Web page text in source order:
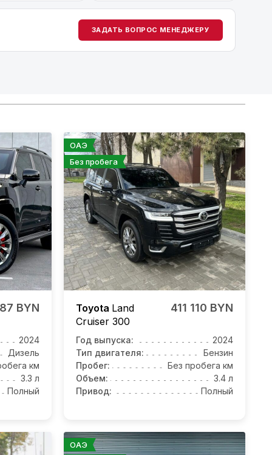
ЗАДАТЬ ВОПРОС МЕНЕДЖЕРУ
BYN
2024
Дизель
км
3.3 л
Полный
ОАЭ
Без пробега
Toyota Land
Cruiser 300
411 110 BYN
Год выпуска:
2024
Тип двигателя:
Бензин
Пробег:
Без пробега км
Объем:
3.4 л
Привод:
Полный
ОАЭ